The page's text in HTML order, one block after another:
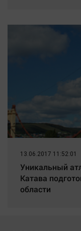
13.06.2017 11:52:01
Уникальный
Катава
области